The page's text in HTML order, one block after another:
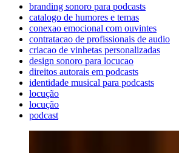
branding sonoro para podcasts
catalogo de humores e temas
conexao emocional com ouvintes
contratacao de profissionais de audio
criacao de vinhetas personalizadas
design sonoro para locucao
direitos autorais em podcasts
identidade musical para podcasts
locução
locução
podcast